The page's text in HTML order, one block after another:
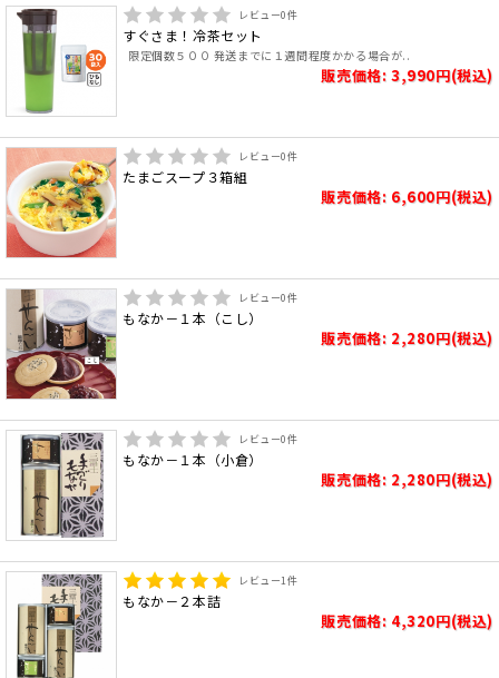
レビュー0件
すぐさま！冷茶セット
限定個数５００ 発送までに１週間程度かかる場合が..
販売価格: 3,990円(税込)
レビュー0件
たまごスープ３箱組
販売価格: 6,600円(税込)
レビュー0件
もなか－１本（こし）
販売価格: 2,280円(税込)
レビュー0件
もなか－１本（小倉）
販売価格: 2,280円(税込)
レビュー1件
もなか－２本詰
販売価格: 4,320円(税込)